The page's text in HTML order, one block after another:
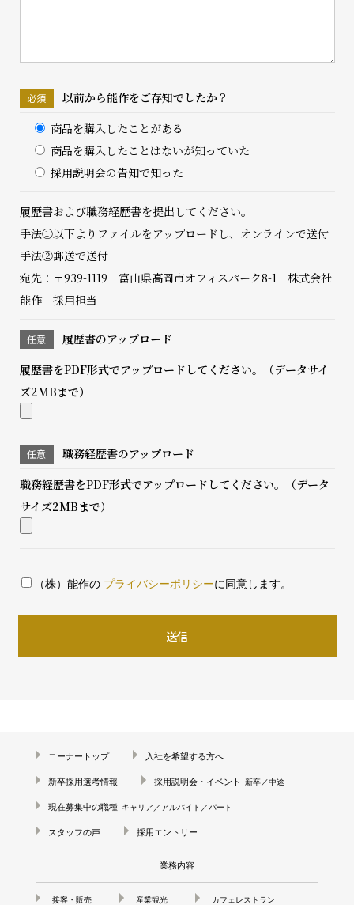
以前から能作をご存知でしたか？
商品を購入したことがある
商品を購入したことはないが知っていた
採用説明会の告知で知った
履歴書および職務経歴書を提出してください。
手法①以下よりファイルをアップロードし、オンラインで送付
手法②郵送で送付
宛先：〒939-1119 富山県高岡市オフィスパーク8-1 株式会社
能作 採用担当
履歴書のアップロード
履歴書をPDF形式でアップロードしてください。（データサイ
ズ2MBまで）
職務経歴書のアップロード
職務経歴書をPDF形式でアップロードしてください。（データ
サイズ2MBまで）
（株）能作の プライバシーポリシーに同意します。
コーナートップ 入社を希望する方へ
新卒採用選考情報 採用説明会・イベント 新卒／中途
現在募集中の職種 キャリア／アルバイト／パート
スタッフの声 採用エントリー
業務内容
接客・販売 産業観光 カフェレストラン